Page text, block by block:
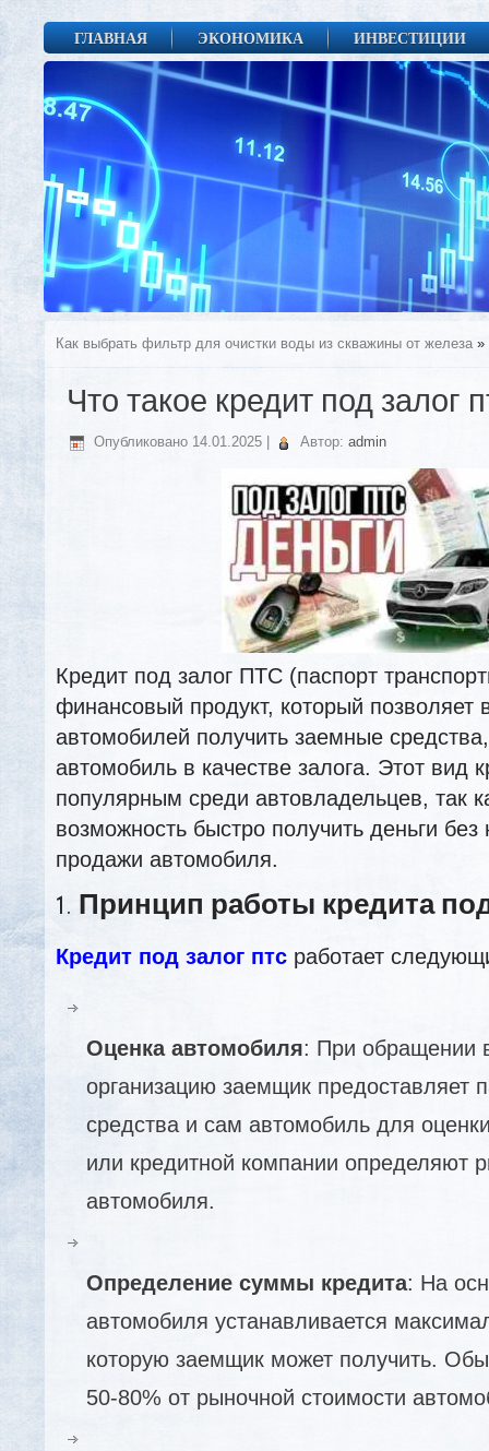
ГЛАВНАЯ ЭКОНОМИКА ИНВЕСТИЦИИ
Как выбрать фильтр для очистки воды из скважины от железа »
Что такое кредит под залог
Опубликовано 14.01.2025 Автор: admin
Кредит под залог ПТС (паспорт
финансовый продукт, который позволяет
автомобилей получить заемные
автомобиль в качестве залога. Этот вид
популярным среди автовладельцев, так
возможность быстро получить деньги без
продажи автомобиля.
1. Принцип работы кредита
Кредит под залог птс работает
Оценка автомобиля: При обращении
организацию заемщик предоставляет
средства и сам автомобиль для
или кредитной компании определяют
автомобиля.
Определение суммы кредита: На
автомобиля устанавливается
которую заемщик может получить.
50-80% от рыночной стоимости